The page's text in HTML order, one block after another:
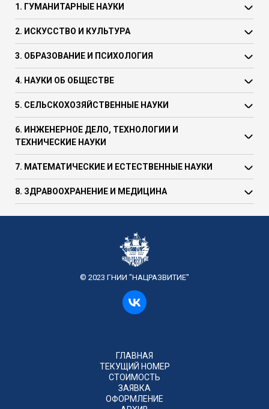
1. ГУМАНИТАРНЫЕ НАУКИ
2. ИСКУССТВО И КУЛЬТУРА
3. ОБРАЗОВАНИЕ И ПСИХОЛОГИЯ
4. НАУКИ ОБ ОБЩЕСТВЕ
5. СЕЛЬСКОХОЗЯЙСТВЕННЫЕ НАУКИ
6. ИНЖЕНЕРНОЕ ДЕЛО, ТЕХНОЛОГИИ И
ТЕХНИЧЕСКИЕ НАУКИ
7. МАТЕМАТИЧЕСКИЕ И ЕСТЕСТВЕННЫЕ НАУКИ
8. ЗДРАВООХРАНЕНИЕ И МЕДИЦИНА
© 2023 ГНИИ "НАЦРАЗВИТИЕ"
ГЛАВНАЯ
ТЕКУЩИЙ НОМЕР
СТОИМОСТЬ
ЗАЯВКА
ОФОРМЛЕНИЕ